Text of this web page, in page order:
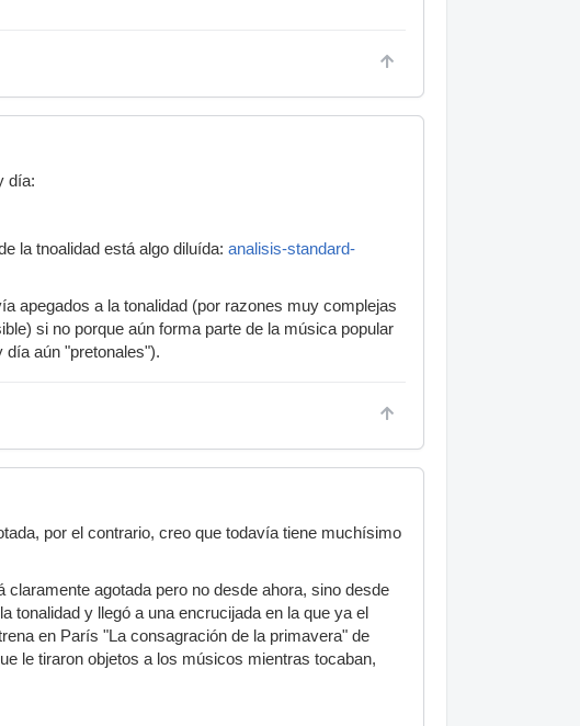
día:
la tnoalidad está algo diluída: analisis-standard-
apegados a la tonalidad (por razones muy complejas
si no porque aún forma parte de la música popular
día aún "pretonales").
por el contrario, creo que todavía tiene muchísimo
agotada pero no desde ahora, sino desde
tonalidad y llegó a una encrucijada en la que ya el
en París "La consagración de la primavera" de
le tiraron objetos a los músicos mientras tocaban,